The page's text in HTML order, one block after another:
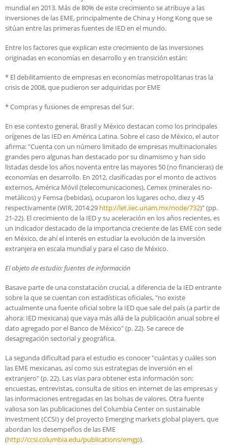
mundial en 2013. Más de 80% de este crecimiento se atribuye a las
inversiones de las EME, principalmente de China y Hong Kong que se
sitúan entre las primeras fuentes de IED en el mundo.
Entre los factores que explican este crecimiento de las inversiones
originadas en economías en desarrollo y en transición están:
* El debilitamiento de empresas en economías metropolitanas tras la
crisis de 2008, que pudieron ser adquiridas por EME
* Compras y fusiones de empresas del Sur.
En ese contexto general, Brasil y México destacan como los principales
orígenes de las IED en América Latina. Sobre el caso de México, el autor
afirma: "Cuenta con un número limitado de empresas multinacionales
grandes pero algunas han destacado por su dinamismo y han sido
listadas desde los años noventa entre las mayores 50 (no financieras) de
economías en desarrollo. En 2012, clasificadas por el monto de activos
externos, América Móvil (telecomunicaciones), Cemex (minerales no-
metálicos) y Femsa (bebidas), ocuparon los lugares ocho, diez y 45
respectivamente (WIR, 2014:29 http://let.iiec.unam.mx/node/732)" (pp.
21-22). El crecimiento de la IED y su aceleración en los años recientes, es
un indicador destacado de la importancia creciente de las EME con sede
en México, de ahí el interés en estudiar la evolución de la inversión
extranjera en escala mundial y para el caso de México.
El objeto de estudio: fuentes de información
Basave parte de una constatación crucial, a diferencia de la IED entrante
sobre la que se cuentan con estadísticas oficiales, "no existe
actualmente una fuente oficial sobre la IED que sale del país (a partir de
ahora: IED mexicana) que vaya más allá de la publicación anual sobre el
dato agregado por el Banco de México" (p. 22). Se carece de
desagregación sectorial y geográfica.
La segunda dificultad para el estudio es conocer "cuántas y cuáles son
las EME mexicanas, así como sus estrategias de inversión en el
extranjero" (p. 22). Las vías para obtener esta información son:
encuestas, entrevistas, consulta de sitios en internet de las empresas y
las informaciones entregadas en las bolsas de valores. Otra fuente
valiosa son las publicaciones del Columbia Center on sustainable
investment (CCSI) y del proyecto Emerging markets global players, que
abordan los desempeños de las EME
(http://ccsi.columbia.edu/publications/emgp).